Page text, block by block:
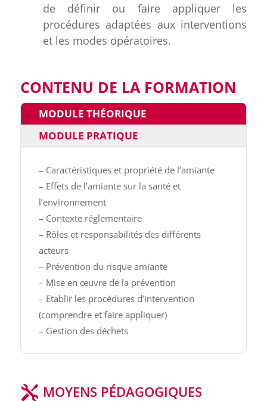
de définir ou faire appliquer les
procédures adaptées aux interventions
et les modes opératoires.
CONTENU DE LA FORMATION
MODULE THÉORIQUE
MODULE PRATIQUE
– Caractéristiques et propriété de l’amiante
– Effets de l’amiante sur la santé et
l’environnement
– Contexte réglementaire
– Rôles et responsabilités des différents
acteurs
– Prévention du risque amiante
– Mise en œuvre de la prévention
– Etablir les procédures d’intervention
(comprendre et faire appliquer)
– Gestion des déchets
MOYENS PÉDAGOGIQUES